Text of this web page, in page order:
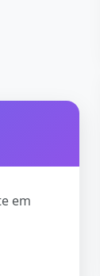
em